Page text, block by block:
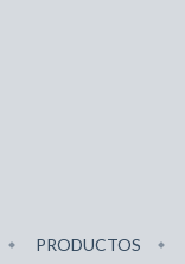
PRODUCTOS